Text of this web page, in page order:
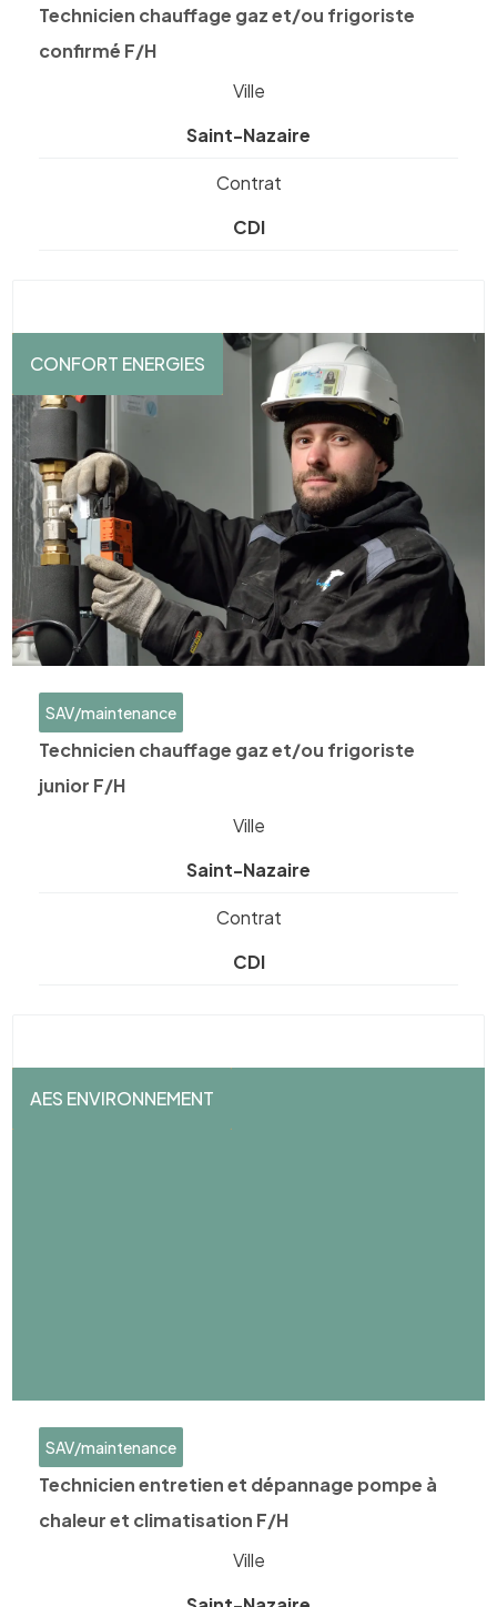
Technicien chauffage gaz et/ou frigoriste
confirmé F/H
Ville
Saint-Nazaire
Contrat
CDI
CONFORT ENERGIES
SAV/maintenance
Technicien chauffage gaz et/ou frigoriste
junior F/H
Ville
Saint-Nazaire
Contrat
CDI
AES ENVIRONNEMENT
SAV/maintenance
Technicien entretien et dépannage pompe à
chaleur et climatisation F/H
Ville